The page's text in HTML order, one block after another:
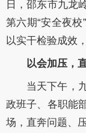
日，邵东市九龙
第六期“安全夜校
以实干检验成效
以会加压，
当天下午，
政班子、各职能
场，直奔问题、